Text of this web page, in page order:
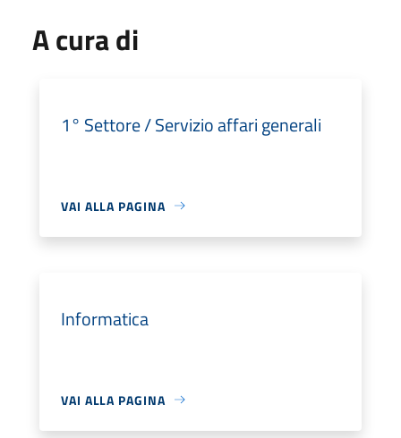
A cura di
1° Settore / Servizio affari generali
VAI ALLA PAGINA
Informatica
VAI ALLA PAGINA